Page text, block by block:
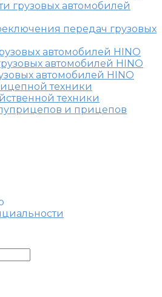
грузовых автомобилей
передач грузовых
автомобилей HINO
автомобилей HINO
автомобилей HINO
техники
техники
и прицепов